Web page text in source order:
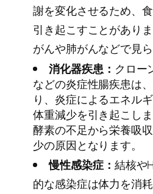
謝を変化させるため、
引き起こすことがあり
がんや肺がんなどで見ら
消化器疾患： クロー
などの炎症性腸疾患は
り、炎症によるエネル
体重減少を引き起こし
酵素の不足から栄養吸
少の原因となります。
慢性感染症： 結核や
的な感染症は体力を消